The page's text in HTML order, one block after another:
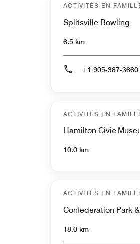
ACTIVITÉS EN
Splitsville Bowling
6.5 km
+1 905-387-3660
ACTIVITÉS EN
Hamilton Civic
10.0 km
ACTIVITÉS EN
Confederation Park
18.0 km